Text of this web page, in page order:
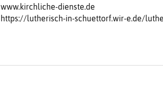
www.kirchliche-dienste.de
https://lutherisch-in-schuettorf.wir-e.de/